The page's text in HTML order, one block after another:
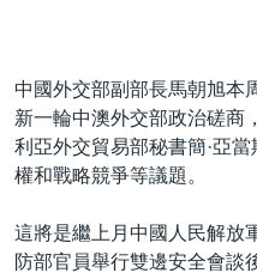
中國外交部副部長馬朝旭本
新一輪中澳外交部政治磋商
利亞外交貿易部秘書簡·亞
權和戰略競爭等議題。
這將是繼上月中國人民解放
防部官員舉行雙邊安全會談